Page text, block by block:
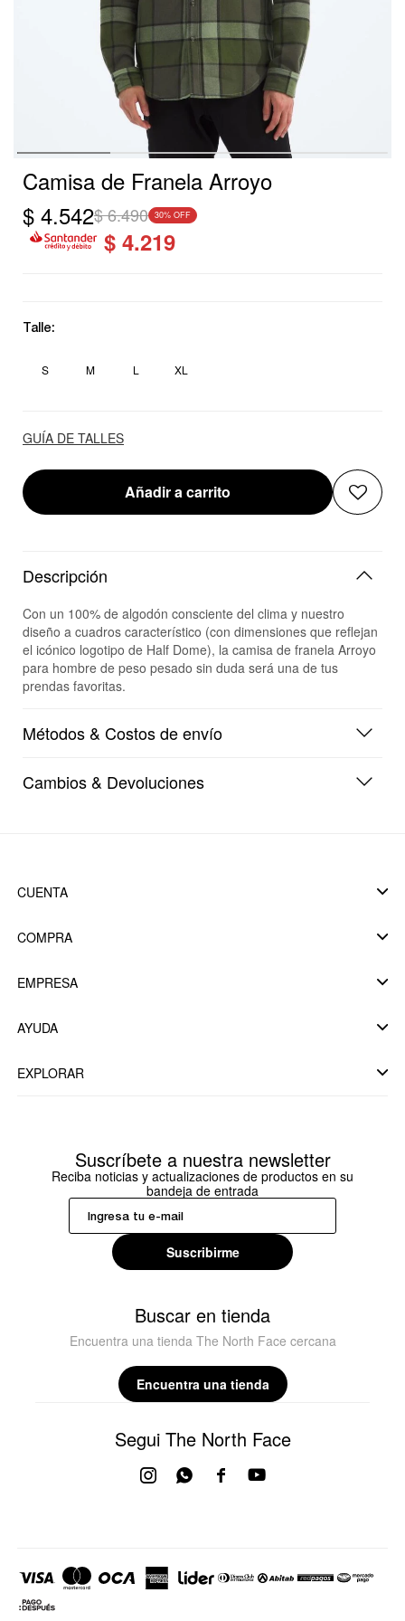
Camisa de Franela Arroyo
$ 4.542$6.490 30
$ 4.219
Talle:
S M L XL
GUÍA DE TALLES
Añadir a carrito
Descripción
Con un 100% de algodón consciente del clima y nuestro
diseño a cuadros característico (con dimensiones que reflejan
el icónico logotipo de Half Dome), la camisa de franela Arroyo
para hombre de peso pesado sin duda será una de tus
prendas favoritas.
Métodos & Costos de envío
Cambios & Devoluciones
CUENTA
COMPRA
EMPRESA
AYUDA
EXPLORAR
Suscríbete a nuestra newsletter
Reciba noticias y actualizaciones de productos en su
bandeja de entrada
Suscribirme
Buscar en tienda
Encuentra una tienda The North Face cercana
Encuentra una tienda
Segui The North Face
 
 